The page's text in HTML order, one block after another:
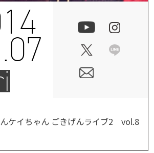
ケイちゃん ごきげんライブ2 vol.8